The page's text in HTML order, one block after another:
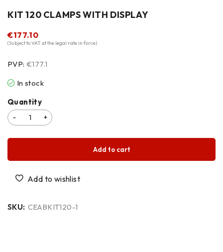
KIT 120 CLAMPS WITH DISPLAY
€177.10
(Subject to VAT at the legal rate in force)
PVP: €177.1
In stock
Quantity
Add to cart
SKU: CEABKIT120-1